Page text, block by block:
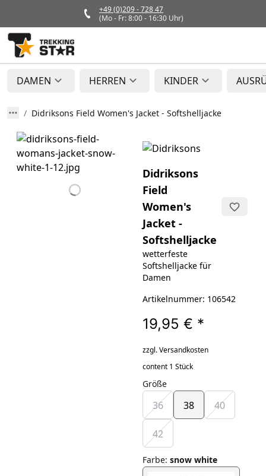
+49 (0)209 - 728 47
(Mo - Fr: 8:00 - 16:30 Uhr)
DAMEN HERREN KINDER
Didriksons Field Women's Jacket - Softshelljacke
Didriksons
Field
Women's
Jacket -
Softshelljacke
wetterfeste
Softshelljacke für
Damen
Artikelnummer: 106542
19,95 € *
zzgl. Versandkosten
content 1 Stück
Größe
36 38 40
42
Farbe: snow white